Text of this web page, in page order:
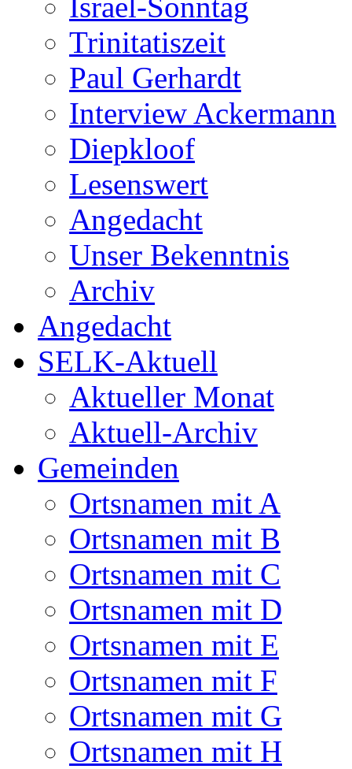
Trinitatiszeit
Paul Gerhardt
Interview Ackermann
Diepkloof
Lesenswert
Angedacht
Unser Bekenntnis
Archiv
Angedacht
SELK-Aktuell
Aktueller Monat
Aktuell-Archiv
Gemeinden
Ortsnamen mit A
Ortsnamen mit B
Ortsnamen mit C
Ortsnamen mit D
Ortsnamen mit E
Ortsnamen mit F
Ortsnamen mit G
Ortsnamen mit H